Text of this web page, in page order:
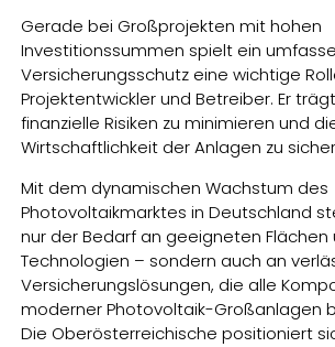
Gerade bei Großprojekten mit hohen
Investitionssummen spielt ein
Versicherungsschutz eine wichtige
Projektentwickler und Betreiber. Er
finanzielle Risiken zu minimieren und
Wirtschaftlichkeit der Anlagen zu
Mit dem dynamischen Wachstum des
Photovoltaikmarktes in Deutschland
nur der Bedarf an geeigneten Flächen
Technologien – sondern auch an
Versicherungslösungen, die alle
moderner Photovoltaik-Großanlagen
Die Oberösterreichische positioniert